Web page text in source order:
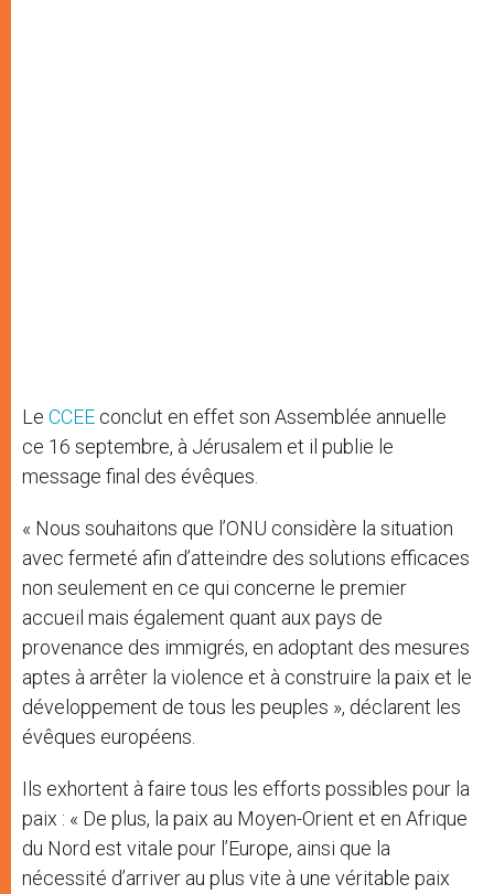
Le CCEE conclut en effet son Assemblée annuelle
ce 16 septembre, à Jérusalem et il publie le
message final des évêques.
« Nous souhaitons que l’ONU considère la situation
avec fermeté afin d’atteindre des solutions efficaces
non seulement en ce qui concerne le premier
accueil mais également quant aux pays de
provenance des immigrés, en adoptant des mesures
aptes à arrêter la violence et à construire la paix et le
développement de tous les peuples », déclarent les
évêques européens.
Ils exhortent à faire tous les efforts possibles pour la
paix : « De plus, la paix au Moyen-Orient et en Afrique
du Nord est vitale pour l’Europe, ainsi que la
nécessité d’arriver au plus vite à une véritable paix